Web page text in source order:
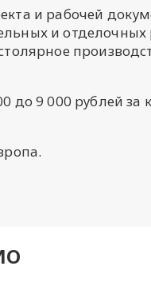
и рабочей
и отделочных
до 9 000 рублей за